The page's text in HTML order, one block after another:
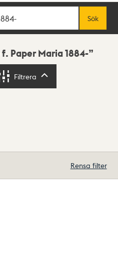
Sök
Paper Maria 1884-
Filtrera
Rensa filter